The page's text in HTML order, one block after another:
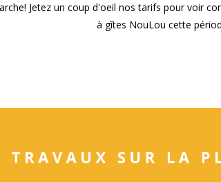
Jetez un coup d'oeil nos tarifs pour voir
à gîtes NouLou cette